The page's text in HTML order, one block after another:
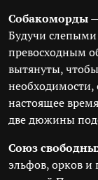
Собакоморды
Будучи
превосходным
вытянуты,
необходимости,
настоящее
две дюжины
Союз
эльфов, орков и